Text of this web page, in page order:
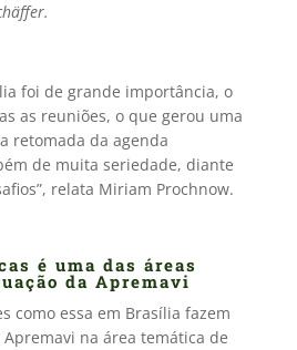
foi de grande importância, o
as reuniões, o que gerou uma
retomada da agenda
de muita seriedade, diante
relata Miriam Prochnow.
é uma das áreas
da Apremavi
como essa em Brasília fazem
na área temática de